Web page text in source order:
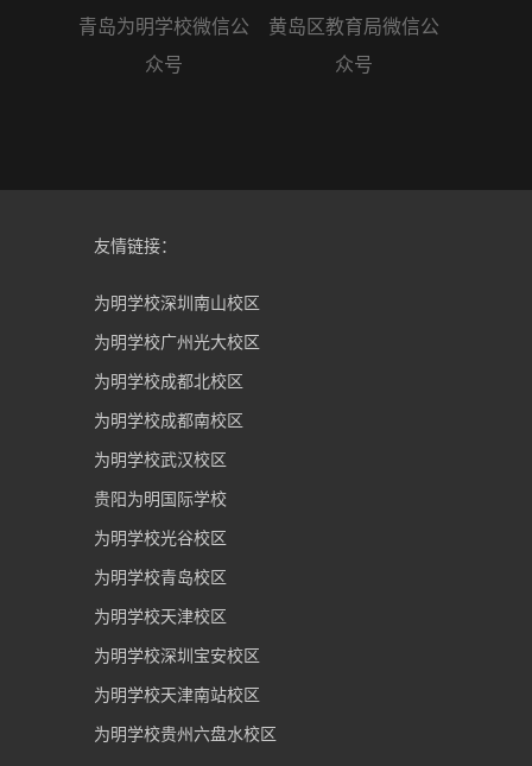
青岛为明学校微信公
众号
黄岛区教育局微信公
众号
友情链接：
为明学校深圳南山校区
为明学校广州光大校区
为明学校成都北校区
为明学校成都南校区
为明学校武汉校区
贵阳为明国际学校
为明学校光谷校区
为明学校青岛校区
为明学校天津校区
为明学校深圳宝安校区
为明学校天津南站校区
为明学校贵州六盘水校区